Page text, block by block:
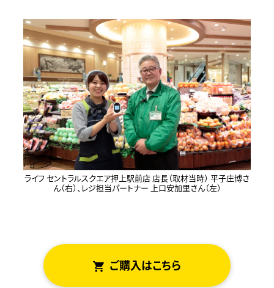
ライフ セントラルスクエア押上駅前店 店長（取材当時） 平子庄博さ
ん（右）、レジ担当パートナー 上口安加里さん（左）
ご はこちら